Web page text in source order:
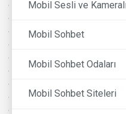
Mobil Sesli ve
Mobil Sohbet
Mobil Sohbet Odaları
Mobil Sohbet Siteleri